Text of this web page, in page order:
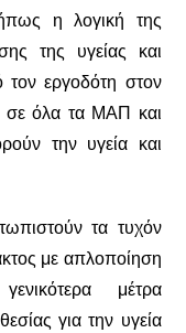
η λογική της
της υγείας και
εργοδότη στον
σε όλα τα ΜΑΠ και
την υγεία και
τα τυχόν
με απλοποίηση
μέτρα
για την υγεία